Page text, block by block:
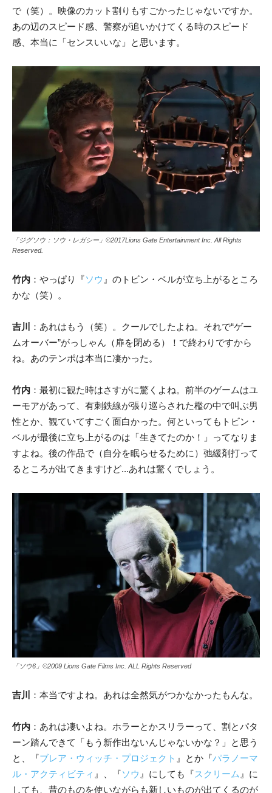
で（笑）。映像のカット割りもすごかったじゃないですか。
あの辺のスピード感、警察が追いかけてくる時のスピード
感、本当に「センスいいな」と思います。
「ジグソウ：ソウ・レガシー」©2017Lions Gate Entertainment Inc. All Rights
Reserved.
竹内 ：やっぱり『ソウ 』のトビン・ベルが立ち上がるところ
かな（笑）。
吉川
：あれはもう（笑）。クールでしたよね。それで“ゲー
ムオーバー”がっしゃん（扉を閉める）！で終わりですから
ね。あのテンポは本当に凄かった。
竹内 ：最初に観た時はさすがに驚くよね。 前半のゲームはユ
ーモアがあって、有刺鉄線が張り巡らされた檻の中で叫ぶ男
性とか、観ていてすごく面白かった。何といってもトビン・
ベルが最後に立ち上がるのは「生きてたのか！」ってなりま
すよね。後の作品で（自分を眠らせるために）弛緩剤打って
るところが出てきますけど...あれは驚くでしょう。
「ソウ6」©2009 Lions Gate Films Inc. ALL Rights Reserved
吉川 ：本当ですよね。あれは全然気がつかなかったもんな。
竹内 ：あれは凄いよね。ホラーとかスリラーって、割とパタ
ーン踏んできて「もう新作出ないんじゃないかな？」と思う
と、『ブレア・ウィッチ・プロジェクト 』とか『パラノーマ
ル・アクティビティ 』、『ソウ 』にしても『スクリーム 』に
しても、 昔のものを使いながらも新しいものが出てくるのが